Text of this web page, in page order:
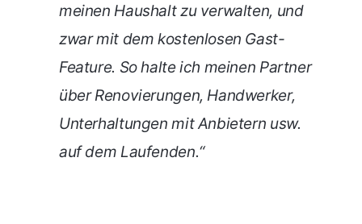
meinen Haushalt zu verwalten, und
zwar mit dem kostenlosen Gast-
Feature. So halte ich meinen Partner
über Renovierungen, Handwerker,
Unterhaltungen mit Anbietern usw.
auf dem Laufenden.“